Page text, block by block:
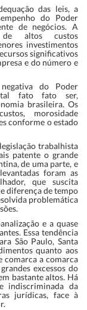
das leis, a
do Poder
de negócios. A
de altos custos
investimentos
significativos
e do número e
do Poder
tal fato fato ser,
brasileira. Os
morosidade
conforme o estado
trabalhista
patente o grande
de uma parte, e
foram as
que suscita
diferença de tempo
problemática
e a quase
Essa tendência
São Paulo, Santa
quanto aos
comarca a comarca
excessos do
bastante altos. Há
indiscriminada da
jurídicas, face à